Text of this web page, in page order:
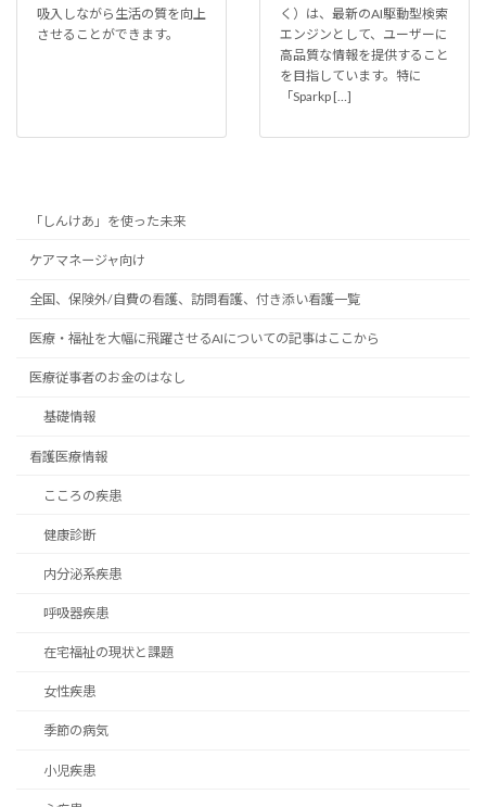
吸入しながら生活の質を向上
させることができます。
く）は、最新のAI駆動型検索
エンジンとして、ユーザーに
高品質な情報を提供すること
を目指しています。特に
「Sparkp […]
「しんけあ」を使った未来
ケアマネージャ向け
全国、保険外/自費の看護、訪問看護、付き添い看護一覧
医療・福祉を大幅に飛躍させるAIについての記事はここから
医療従事者のお金のはなし
基礎情報
看護医療情報
こころの疾患
健康診断
内分泌系疾患
呼吸器疾患
在宅福祉の現状と課題
女性疾患
季節の病気
小児疾患